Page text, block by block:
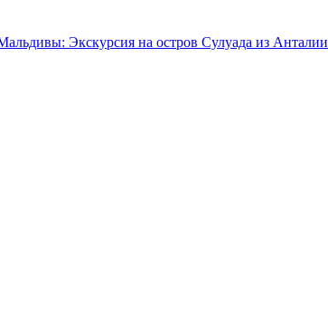
Экскурсия на остров Сулуада из Анталии